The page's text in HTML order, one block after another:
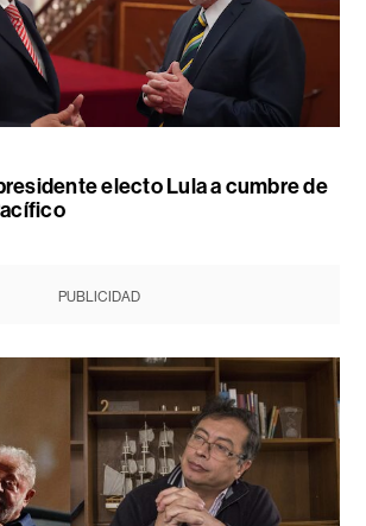
electo Lula a cumbre de
PUBLICIDAD